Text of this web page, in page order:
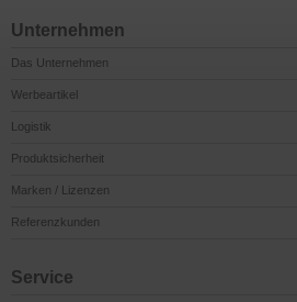
Unternehmen
Das Unternehmen
Werbeartikel
Logistik
Produktsicherheit
Marken / Lizenzen
Referenzkunden
Service